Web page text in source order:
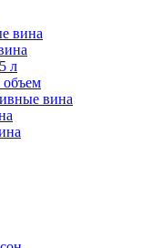
вина
л
вина